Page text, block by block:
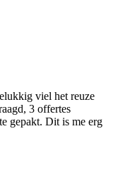
viel het reuze
3 offertes
gepakt. Dit is me erg